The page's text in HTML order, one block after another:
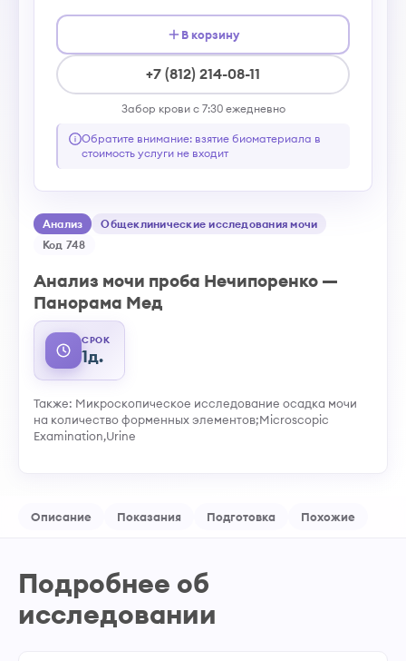
Анализ
Общеклинические исследования мочи
Код 748
Анализ мочи проба Нечипоренко —
Панорама Мед
СРОК
1д.
Также: Микроскопическое исследование осадка мочи
на количество форменных элементов;Microscopic
Examination,Urine
В корзину
+7 (812) 214-08-11
Забор крови с 7:30 ежедневно
Обратите внимание: взятие биоматериала в
стоимость услуги не входит
Описание Показания Подготовка Похожие
Подробнее об
исследовании